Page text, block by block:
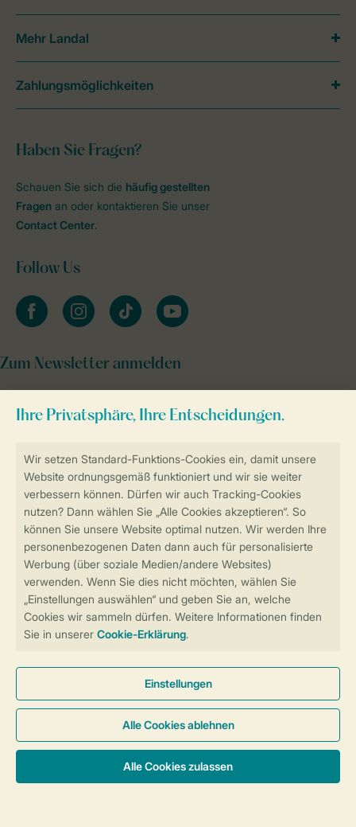
Sicherstellung Deiner Privatsphäre
Sicher und schnell zur Online-Buchung
Sichere Datenübertragung
Sicheres Bezahlen
Haben Sie Fragen?
Schauen Sie sich die häufig gestellten
Fragen an oder kontaktieren Sie unser
Contact Center.
Follow Us
facebookinstagramtiktok youtube
Zum Newsletter anmelden
Mehr Landal
Zahlungsmöglichkeiten
Cookies und Banner
Barrierefreiheit
© 2026 Landal GreenParks GmbH